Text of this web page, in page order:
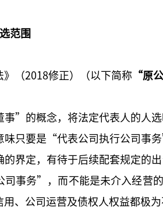
范围
》（2018修正）（以下简称 “原
”的概念，将法定代表人的人
味只要是“代表公司执行公司事
界定，有待于后续配套规定的
事务”，而不能是未介入经营
、公司运营及债权人权益都极为